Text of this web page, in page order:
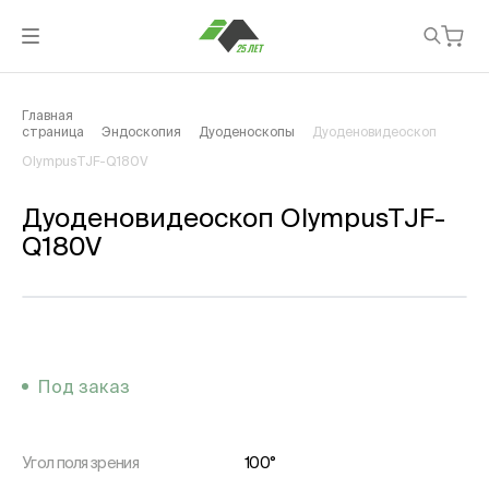
Главная
страница
Эндоскопия Дуоденоскопы Дуоденовидеоскоп
OlympusTJF-Q180V
Дуоденовидеоскоп OlympusTJF-
Q180V
Под заказ
Угол поля зрения
100°